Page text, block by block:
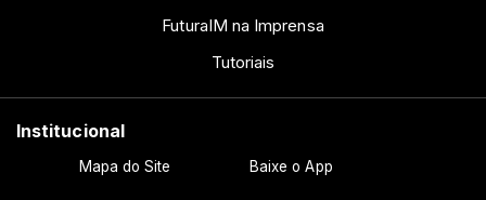
FuturaIM na Imprensa
Tutoriais
Institucional
Mapa do Site Baixe o App